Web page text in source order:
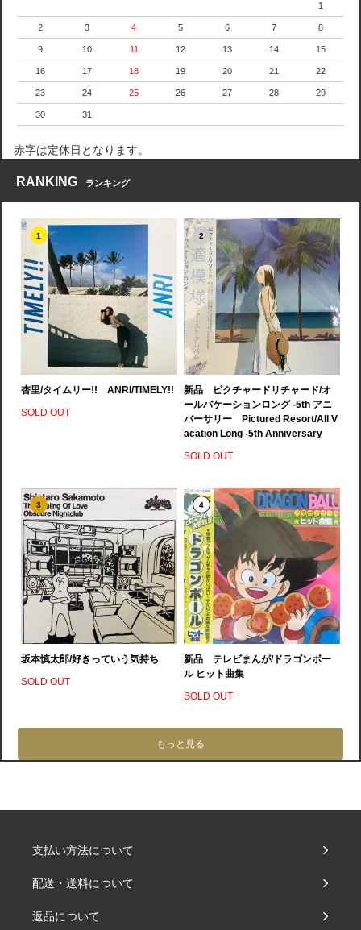
1
2 3 4 5 6 7 8
9 10 11 12 13 14 15
16 17 18 19 20 21 22
23 24 25 26 27 28 29
30 31
赤字は定休日となります。
RANKING ランキング
1
杏里/タイムリー!! ANRI/TIMELY!!
SOLD OUT
2
新品 ピクチャードリチャード/オ
ールバケーションロング -5th アニ
バーサリー Pictured Resort/All V
acation Long -5th Anniversary
SOLD OUT
3
坂本慎太郎/好きっていう気持ち
SOLD OUT
4
新品 テレビまんが/ドラゴンボー
ル ヒット曲集
SOLD OUT
もっと見る
支払い方法について
配送・送料について
返品について